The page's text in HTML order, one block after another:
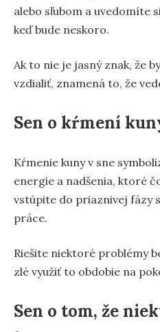
alebo sľubom a uvedomíte
keď bude neskoro.
Ak to nie je jasný znak, že
vzdialiť, znamená to, že
Sen o kŕmení
Kŕmenie kuny v sne
energie a nadšenia, ktoré
vstúpite do priaznivej fázy
práce.
Riešite niektoré problémy
zlé využiť to obdobie na
Sen o tom, že